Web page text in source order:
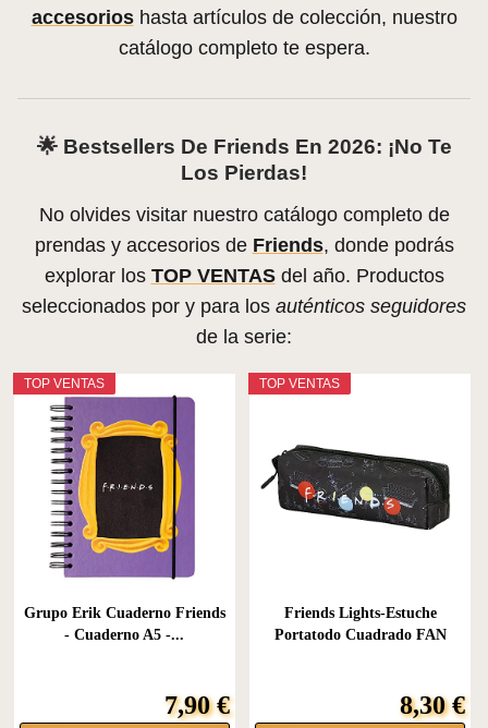
accesorioshasta artículos de colección, nuestro
catálogo completo te espera.
🌟 Bestsellers De Friends En 2026: ¡No Te
Los Pierdas!
No olvides visitar nuestro catálogo completo de
prendas y accesorios de Friends, donde podrás
explorar los TOP VENTASdel año. Productos
seleccionados por y para los auténticos seguidores
de la serie:
TOP VENTAS
Grupo Erik Cuaderno Friends
- Cuaderno A5 -...
7,90 €
TOP VENTAS
Friends Lights-Estuche
Portatodo Cuadrado FAN
8,30 €